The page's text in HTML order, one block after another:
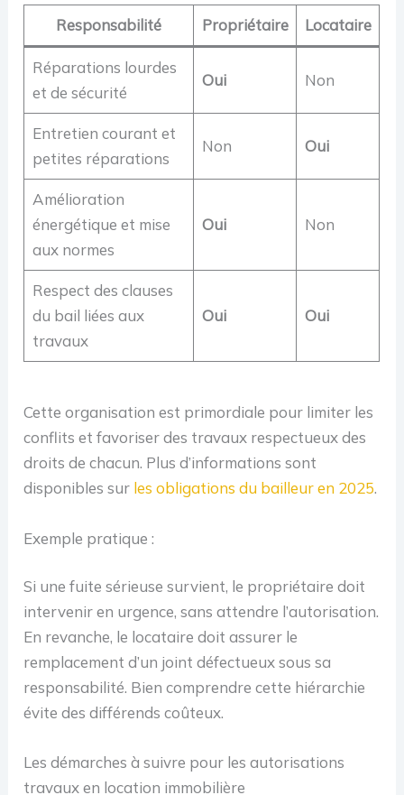
Responsabilité Propriétaire Locataire
Réparations lourdes
et de sécurité
Oui Non
Entretien courant et
petites réparations
Non Oui
Amélioration
énergétique et mise
aux normes
Oui Non
Respect des clauses
du bail liées aux
travaux
Oui Oui
Cette organisation est primordiale pour limiter les
conflits et favoriser des travaux respectueux des
droits de chacun. Plus d’informations sont
disponibles sur les obligations du bailleur en 2025.
Exemple pratique :
Si une fuite sérieuse survient, le propriétaire doit
intervenir en urgence, sans attendre l’autorisation.
En revanche, le locataire doit assurer le
remplacement d’un joint défectueux sous sa
responsabilité. Bien comprendre cette hiérarchie
évite des différends coûteux.
Les démarches à suivre pour les autorisations
travaux en location immobilière